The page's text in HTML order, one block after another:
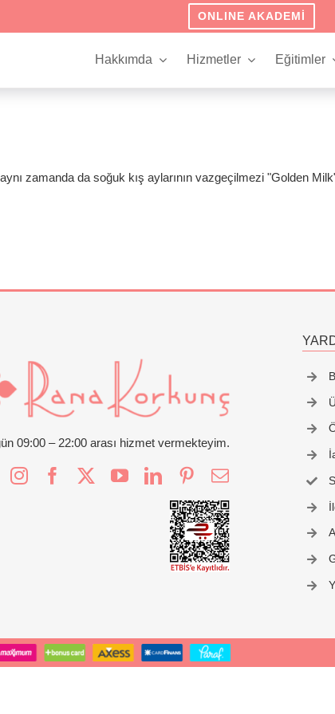
ONLINE AKADEMI
Hakkımda Hizmetler Eğitimler
zamanda da soğuk kış aylarının vazgeçilmezi "Golden
09:00 – 22:00 arası hizmet vermekteyim.